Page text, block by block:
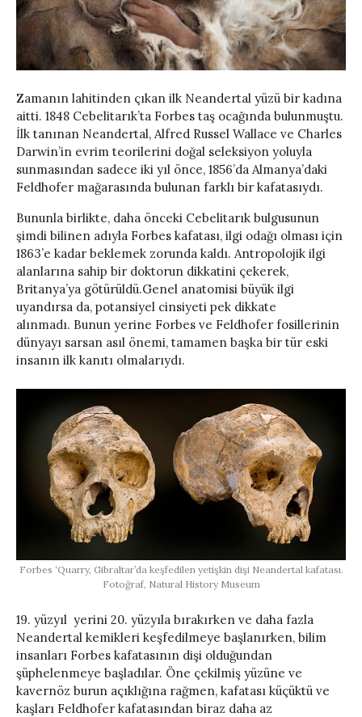
Zamanın lahitinden çıkan ilk Neandertal yüzü bir kadına
aitti. 1848 Cebelitarık’ta Forbes taş ocağında bulunmuştu.
İlk tanınan Neandertal, Alfred Russel Wallace ve Charles
Darwin’in evrim teorilerini doğal seleksiyon yoluyla
sunmasından sadece iki yıl önce, 1856’da Almanya’daki
Feldhofer mağarasında bulunan farklı bir kafatasıydı.
Bununla birlikte, daha önceki Cebelitarık bulgusunun
şimdi bilinen adıyla Forbes kafatası, ilgi odağı olması için
1863’e kadar beklemek zorunda kaldı. Antropolojik ilgi
alanlarına sahip bir doktorun dikkatini çekerek,
Britanya’ya götürüldü.Genel anatomisi büyük ilgi
uyandırsa da, potansiyel cinsiyeti pek dikkate
alınmadı. Bunun yerine Forbes ve Feldhofer fosillerinin
dünyayı sarsan asıl önemi, tamamen başka bir tür eski
insanın ilk kanıtı olmalarıydı.
Forbes ‘Quarry, Gibraltar’da keşfedilen yetişkin dişi Neandertal kafatası.
Fotoğraf, Natural History Museum
19. yüzyıl yerini 20. yüzyıla bırakırken ve daha fazla
Neandertal kemikleri keşfedilmeye başlanırken, bilim
insanları Forbes kafatasının dişi olduğundan
şüphelenmeye başladılar. Öne çekilmiş yüzüne ve
kavernöz burun açıklığına rağmen, kafatası küçüktü ve
kaşları Feldhofer kafatasından biraz daha az